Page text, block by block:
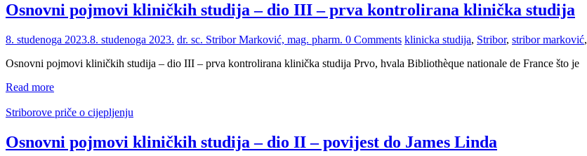
Osnovni pojmovi kliničkih studija – dio III – prva kontrolirana klinička studija
8. studenoga 2023.8. studenoga 2023. dr. sc. Stribor Marković, mag. pharm. 0 Comments klinicka studija, Stribor, stribor marković,
Osnovni pojmovi kliničkih studija – dio III – prva kontrolirana klinička studija Prvo, hvala Bibliothèque nationale de France što je
Read more
Striborove priče o cijepljenju
Osnovni pojmovi kliničkih studija – dio II – povijest do James Linda